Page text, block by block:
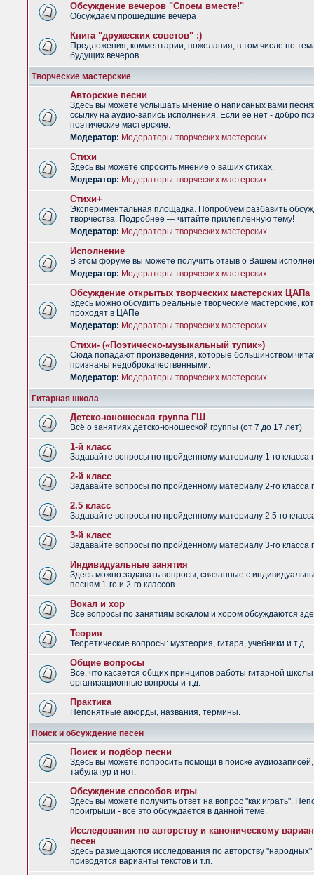
Обсуждение вечеров "Споем вместе!"
Обсуждаем прошедшие вечера
Книга "дружеских советов" :)
Предложения, комментарии, пожелания, в том числе по
будущих вечеров.
Творческие мастерские
Авторские песни
Здесь вы можете услышать мнение о написаных вами
ссылку на аудио-запись исполнения. Если ее нет - добро
поэтические мастерские.
Модератор: Модераторы творческих мастерских
Стихи
Здесь вы можете спросить мнение о ваших стихах.
Модератор: Модераторы творческих мастерских
Стихи+
Экспериментальная площадка. Попробуем разбавить
творчества. Подробнее — читайте прилепленную тему!
Модератор: Модераторы творческих мастерских
Исполнение
В этом форуме вы можете получить отзыв о Вашем
Модератор: Модераторы творческих мастерских
Обсуждение открытых творческих мастерских ЦАПа
Здесь можно обсудить реальные творческие мастерские,
проходят в ЦАПе
Модератор: Модераторы творческих мастерских
Стихи- («Поэтическо-музыкальный тупик»)
Сюда попадают произведения, которые большинством
признаны недоброкачественными.
Модератор: Модераторы творческих мастерских
Гитарная школа
Детско-юношеская группа ГШ
Всё о занятиях детско-юношеской группы (от 7 до 17 лет)
1-й класс
Задавайте вопросы по пройденному материалу 1-го класса
2-й класс
Задавайте вопросы по пройденному материалу 2-го класса
2.5 класс
Задавайте вопросы по пройденному материалу 2.5-го
3-й класс
Задавайте вопросы по пройденному материалу 3-го класса
Индивидуальные занятия
Здесь можно задавать вопросы, связанные с
песням 1-го и 2-го классов
Вокал и хор
Все вопросы по занятиям вокалом и хором обсуждаются
Теория
Теоретические вопросы: музтеория, гитара, учебники и т.д.
Общие вопросы
Все, что касается общих принципов работы гитарной
организационные вопросы и т.д.
Практика
Непонятные аккорды, названия, термины.
Поиск и обсуждение песен
Поиск и подбор песни
Здесь вы можете попросить помощи в поиске аудиозаписей,
табулатур и нот.
Обсуждение способов игры
Здесь вы можете получить ответ на вопрос "как играть".
проигрыши - все это обсуждается в данной теме.
Исследования по авторству и каноническому
песен
Здесь размещаются исследования по авторству "народных"
приводятся варианты текстов и т.п.